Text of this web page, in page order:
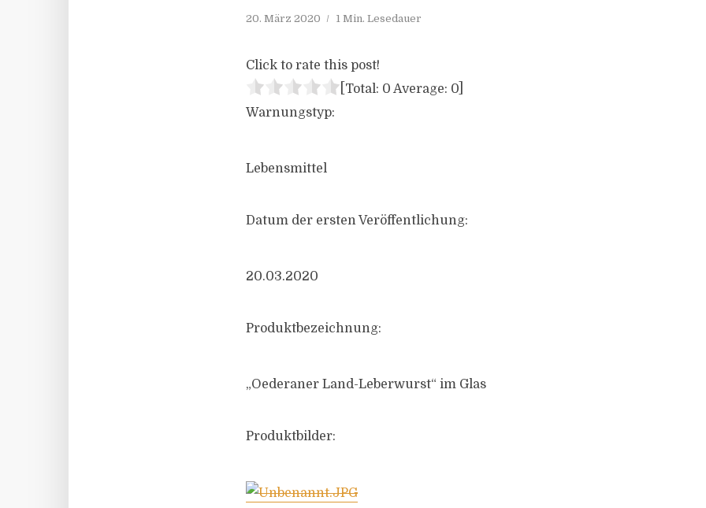
20. März 2020 1 Min. Lesedauer
Click to rate this post!
[Total: 0 Average: 0
Warnungstyp:
Lebensmittel
Datum der ersten Veröffentlichung:
20.03.2020
Produktbezeichnung:
„Oederaner Land-Leberwurst“ im Glas
Produktbilder: